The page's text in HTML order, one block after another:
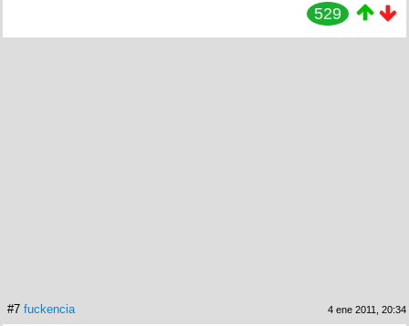
529
#7 fuckencia 4 ene 2011, 20:34